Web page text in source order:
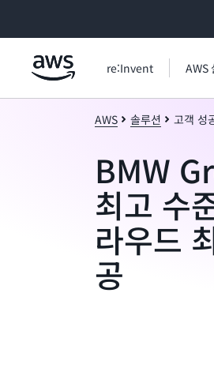
re:Invent AWS
AWS 솔루션 고객 성
BMW
최고 수
라우드
공